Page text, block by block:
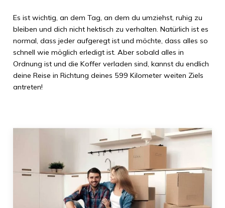
Es ist wichtig, an dem Tag, an dem du umziehst, ruhig zu
bleiben und dich nicht hektisch zu verhalten. Natürlich ist es
normal, dass jeder aufgeregt ist und möchte, dass alles so
schnell wie möglich erledigt ist. Aber sobald alles in
Ordnung ist und die Koffer verladen sind, kannst du endlich
deine Reise in Richtung deines 599 Kilometerweiten Ziels
antreten!